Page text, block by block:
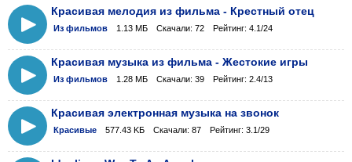
Красивая мелодия из фильма - Крестный отец
Из фильмов 1.13 МБ Скачали: 72 Рейтинг: 4.1/24
Красивая музыка из фильма - Жестокие игры
Из фильмов 1.28 МБ Скачали: 39 Рейтинг: 2.4/13
Красивая электронная музыка на звонок
Красивые 577.43 KБ Скачали: 87 Рейтинг: 3.1/29